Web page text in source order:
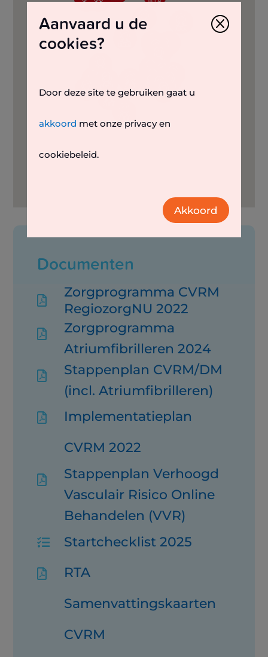
Documenten

Zorgprogramma CVRM
RegiozorgNU 2022

Zorgprogramma
Atriumfibrilleren 2024

Stappenplan CVRM/DM
(incl. Atriumfibrilleren)

Implementatieplan
CVRM 2022

Stappenplan Verhoogd
Vasculair Risico Online
Behandelen (VVR)
 Startchecklist 2025

RTA
Samenvattingskaarten
CVRM
Q
Aanvaard u de
cookies?
Door deze site te gebruiken gaat u
akkoord met onze privacy en
cookiebeleid.
Akkoord